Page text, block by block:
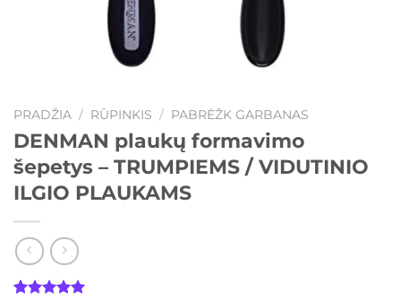
PRADŽIA / RŪPINKIS / PABRĖŽK GARBANAS
DENMAN plaukų formavimo
šepetys – TRUMPIEMS / VIDUTINIO
ILGIO PLAUKAMS